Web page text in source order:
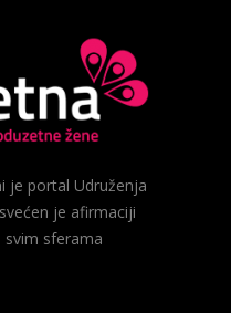
je portal Udruženja
je afirmaciji
svim sferama